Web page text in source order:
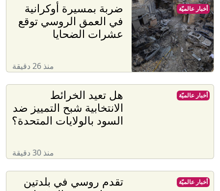
ضربة بمسيرة أوكرانية
في العمق الروسي توقع
عشرات الضحايا
منذ 26 دقيقة
أخبار عالميّة
هل تعيد الخرائط
الانتخابية شبح التمييز ضد
السود بالولايات المتحدة؟
منذ 30 دقيقة
أخبار عالميّة
تقدم روسي في بلدتين
أخبار عالميّة